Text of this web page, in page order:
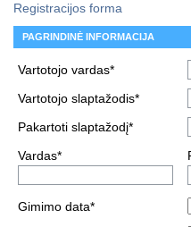
Registracijos forma
PAGRINDINĖ INFORMACIJA
Vartotojo vardas*
Vartotojo slaptažodis*
Pakartoti slaptažodį*
Vardas*
Gimimo data*